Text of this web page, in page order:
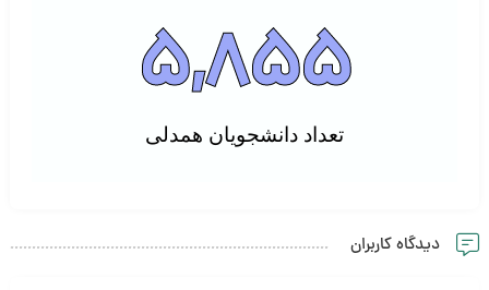
تعداد دانشجویان همدلی
5,855
دیدگاه کاربران